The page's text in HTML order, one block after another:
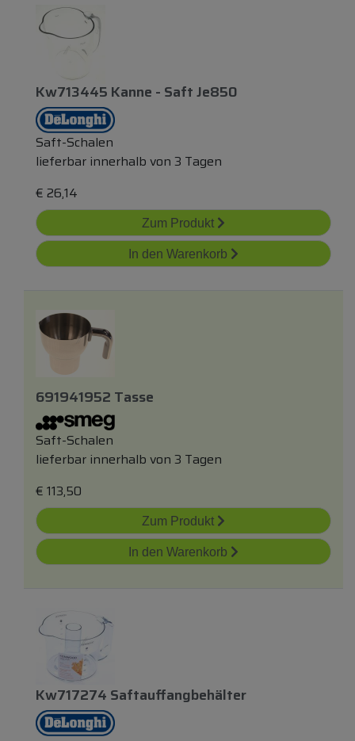
Kw713445 Kanne - Saft Je850
Saft-Schalen
lieferbar innerhalb von 3 Tagen
€ 26,14
Zum Produkt
In den Warenkorb
691941952 Tasse
Saft-Schalen
lieferbar innerhalb von 3 Tagen
€ 113,50
Zum Produkt
In den Warenkorb
Kw717274 Saftauffangbehälter